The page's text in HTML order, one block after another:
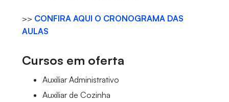
>> CONFIRA AQUI O CRONOGRAMA DAS
AULAS
Cursos em oferta
Auxiliar Administrativo
Auxiliar de Cozinha